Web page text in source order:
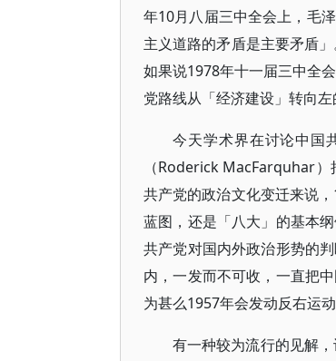
年10月八届三中全会上，毛
主义道路的矛盾是主要矛盾
如果说1978年十一届三中全
党路线从「经济建设」转向左
今天学术界在讨论中国
（Roderick MacFarquhar
共产党的政治文化变迁来说
蓝图，还是「八大」的基本
共产党对国内外政治形势的
内，一发而不可收，一直把
为甚么1957年会发动反右运
有一种较为流行的见解